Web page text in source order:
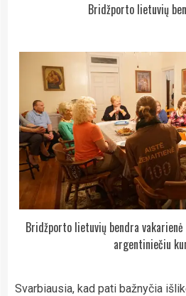
Bridžporto lietuvių
Bridžporto lietuvių bendra
argentiniečiu
Svarbiausia, kad pati bažnyčia